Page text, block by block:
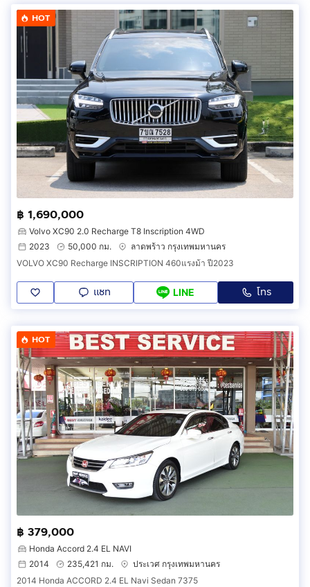
HOT
฿ 1,690,000
Volvo XC90 2.0 Recharge T8 Inscription 4WD
2023
50,000 กม.
ลาดพร้าว กรุงเทพมหานคร
VOLVO XC90 Recharge INSCRIPTION 460แรงม้า ปี2023
แชท LINE โทร
HOT
฿ 379,000
Honda Accord 2.4 EL NAVI
2014
235,421 กม.
ประเวศ กรุงเทพมหานคร
2014 Honda ACCORD 2.4 EL Navi Sedan 7375